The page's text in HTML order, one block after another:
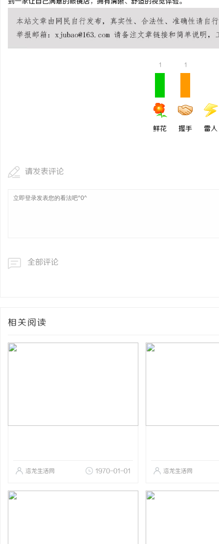
到一家让自己满意的眼镜店，拥有清晰、舒适的视觉体验。
1
鲜花
1
握手 雷人
请发表评论
全部评论
相关阅读
洛龙生活网 1970-01-01 洛龙生活网